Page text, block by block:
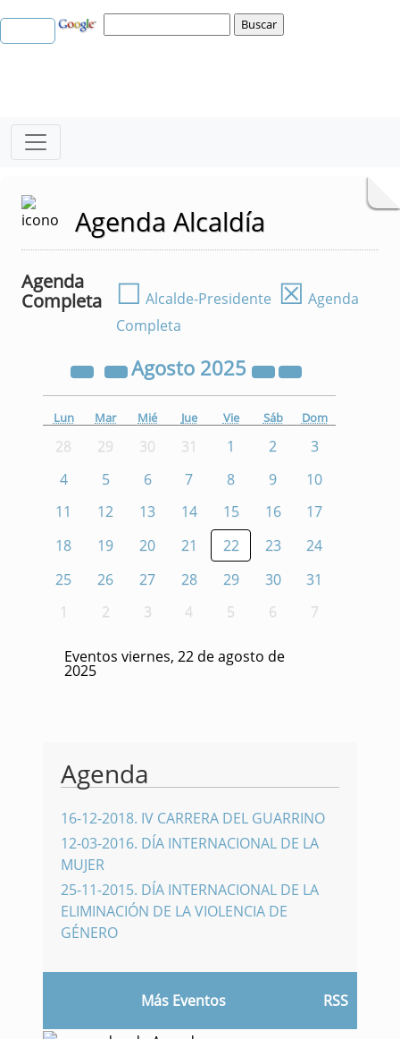
Agenda Alcaldía
Agenda
Completa
☐ Alcalde-Presidente ☒ Agenda
Completa
Agosto 2025
Lun Mar Mié Jue Vie Sáb Dom
28 29 30 31 1 2
3
4
5 6 7 8 9
10
11
12 13 14 15 16
17
18
19 20 21 22 23
24
25
26 27 28 29 30
31
1
2 3 4 5 6 7
Eventos viernes, 22 de agosto de
2025
Agenda
16-12-2018. IV CARRERA DEL GUARRINO
12-03-2016. DÍA INTERNACIONAL DE LA
MUJER
25-11-2015. DÍA INTERNACIONAL DE LA
ELIMINACIÓN DE LA VIOLENCIA DE
GÉNERO
Más Eventos RSS